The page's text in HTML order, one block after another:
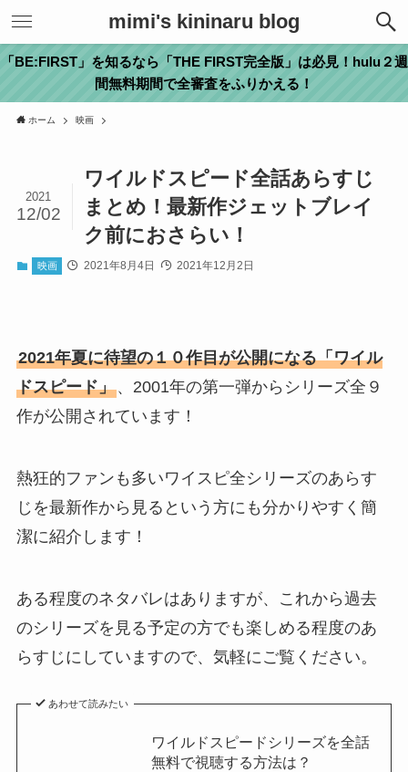
mimi's kininaru blog
「BE:FIRST」を知るなら「THE FIRST完全版」は必見！hulu２週
間無料期間で全審査をふりかえる！
ホーム 映画
ワイルドスピード全話あらすじ
まとめ！最新作ジェットブレイ
ク前におさらい！
2021
12/02
映画 2021年8月4日 2021年12月2日
2021年夏に待望の１０作目が公開になる「ワイル
ドスピード」、2001年の第一弾からシリーズ全９
作が公開されています！
熱狂的ファンも多いワイスピ全シリーズのあらす
じを最新作から見るという方にも分かりやすく簡
潔に紹介します！
ある程度のネタバレはありますが、これから過去
のシリーズを見る予定の方でも楽しめる程度のあ
らすじにしていますので、気軽にご覧ください。
あわせて読みたい
ワイルドスピードシリーズを全話
無料で視聴する方法は？